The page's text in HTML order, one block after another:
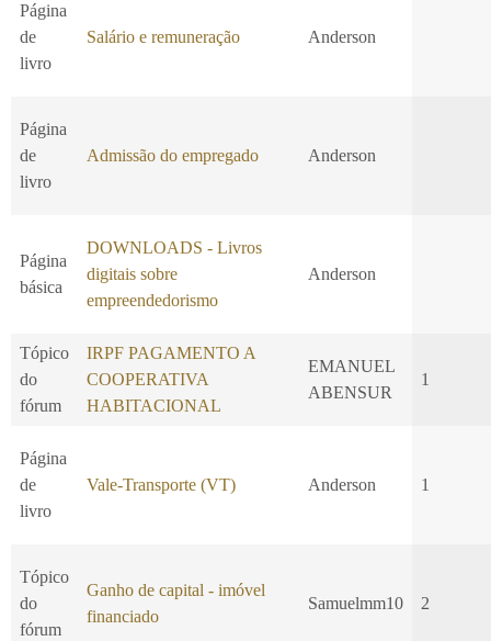
Página
de
livro
Salário e remuneração Anderson
Página
de
livro
Admissão do empregado Anderson
Página
básica
DOWNLOADS - Livros
digitais sobre
empreendedorismo
Anderson
Tópico
do
fórum
IRPF PAGAMENTO A
COOPERATIVA
HABITACIONAL
EMANUEL
ABENSUR
1
Página
de
livro
Vale-Transporte (VT) Anderson 1
Tópico
do
fórum
Ganho de capital - imóvel
financiado
Samuelmm10 2